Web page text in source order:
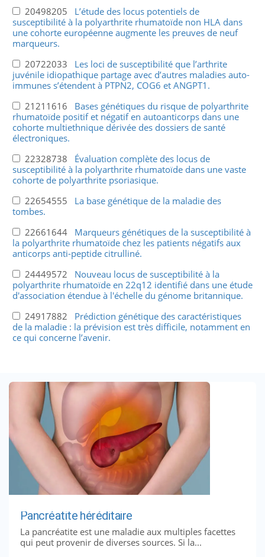
20498205 L’étude des locus potentiels de
susceptibilité à la polyarthrite rhumatoïde non HLA dans
une cohorte européenne augmente les preuves de neuf
marqueurs.
20722033 Les loci de susceptibilité que l’arthrite
juvénile idiopathique partage avec d’autres maladies auto-
immunes s’étendent à PTPN2, COG6 et ANGPT1.
21211616 Bases génétiques du risque de polyarthrite
rhumatoïde positif et négatif en autoanticorps dans une
cohorte multiethnique dérivée des dossiers de santé
électroniques.
22328738 Évaluation complète des locus de
susceptibilité à la polyarthrite rhumatoïde dans une vaste
cohorte de polyarthrite psoriasique.
22654555 La base génétique de la maladie des
tombes.
22661644 Marqueurs génétiques de la susceptibilité à
la polyarthrite rhumatoïde chez les patients négatifs aux
anticorps anti-peptide citrulliné.
24449572 Nouveau locus de susceptibilité à la
polyarthrite rhumatoïde en 22q12 identifié dans une étude
d'association étendue à l'échelle du génome britannique.
24917882 Prédiction génétique des caractéristiques
de la maladie : la prévision est très difficile, notamment en
ce qui concerne l’avenir.
Pancréatite héréditaire
La pancréatite est une maladie aux multiples facettes
qui peut provenir de diverses sources. Si la...